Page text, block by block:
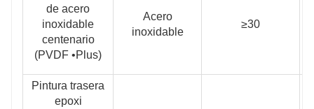
de acero
inoxidable
centenario
(PVDF •Plus)
Acero
inoxidable
≥30
Pintura trasera
epoxi